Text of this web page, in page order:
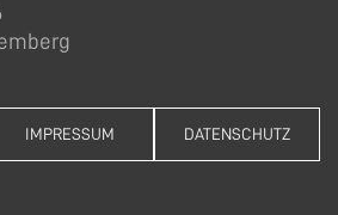
IMPRESSUM DATENSCHUTZ